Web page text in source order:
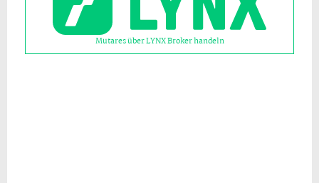
Mutares über LYNX Broker handeln